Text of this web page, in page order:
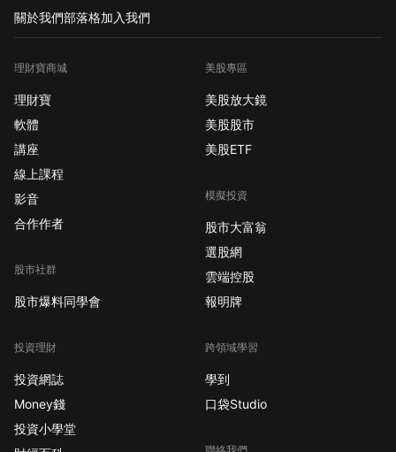
關於我們部落格加入我們
理財寶商城
理財寶
軟體
講座
線上課程
影音
合作作者
股市社群
股市爆料同學會
投資理財
投資網誌
Money錢
投資小學堂
美股專區
美股放大鏡
美股股市
美股ETF
模擬投資
股市大富翁
選股網
雲端控股
報明牌
跨領域學習
學到
口袋Studio